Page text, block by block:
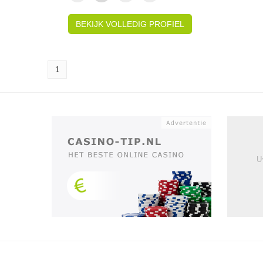
BEKIJK VOLLEDIG PROFIEL
1